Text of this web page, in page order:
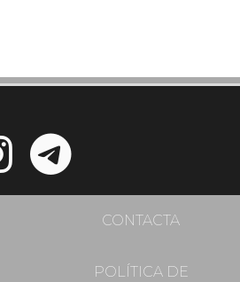
CONTACTA
POLÍTICA DE